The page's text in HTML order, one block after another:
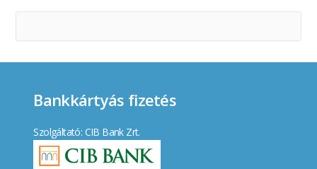
Bankkártyás fizetés
Szolgáltató: CIB Bank Zrt.